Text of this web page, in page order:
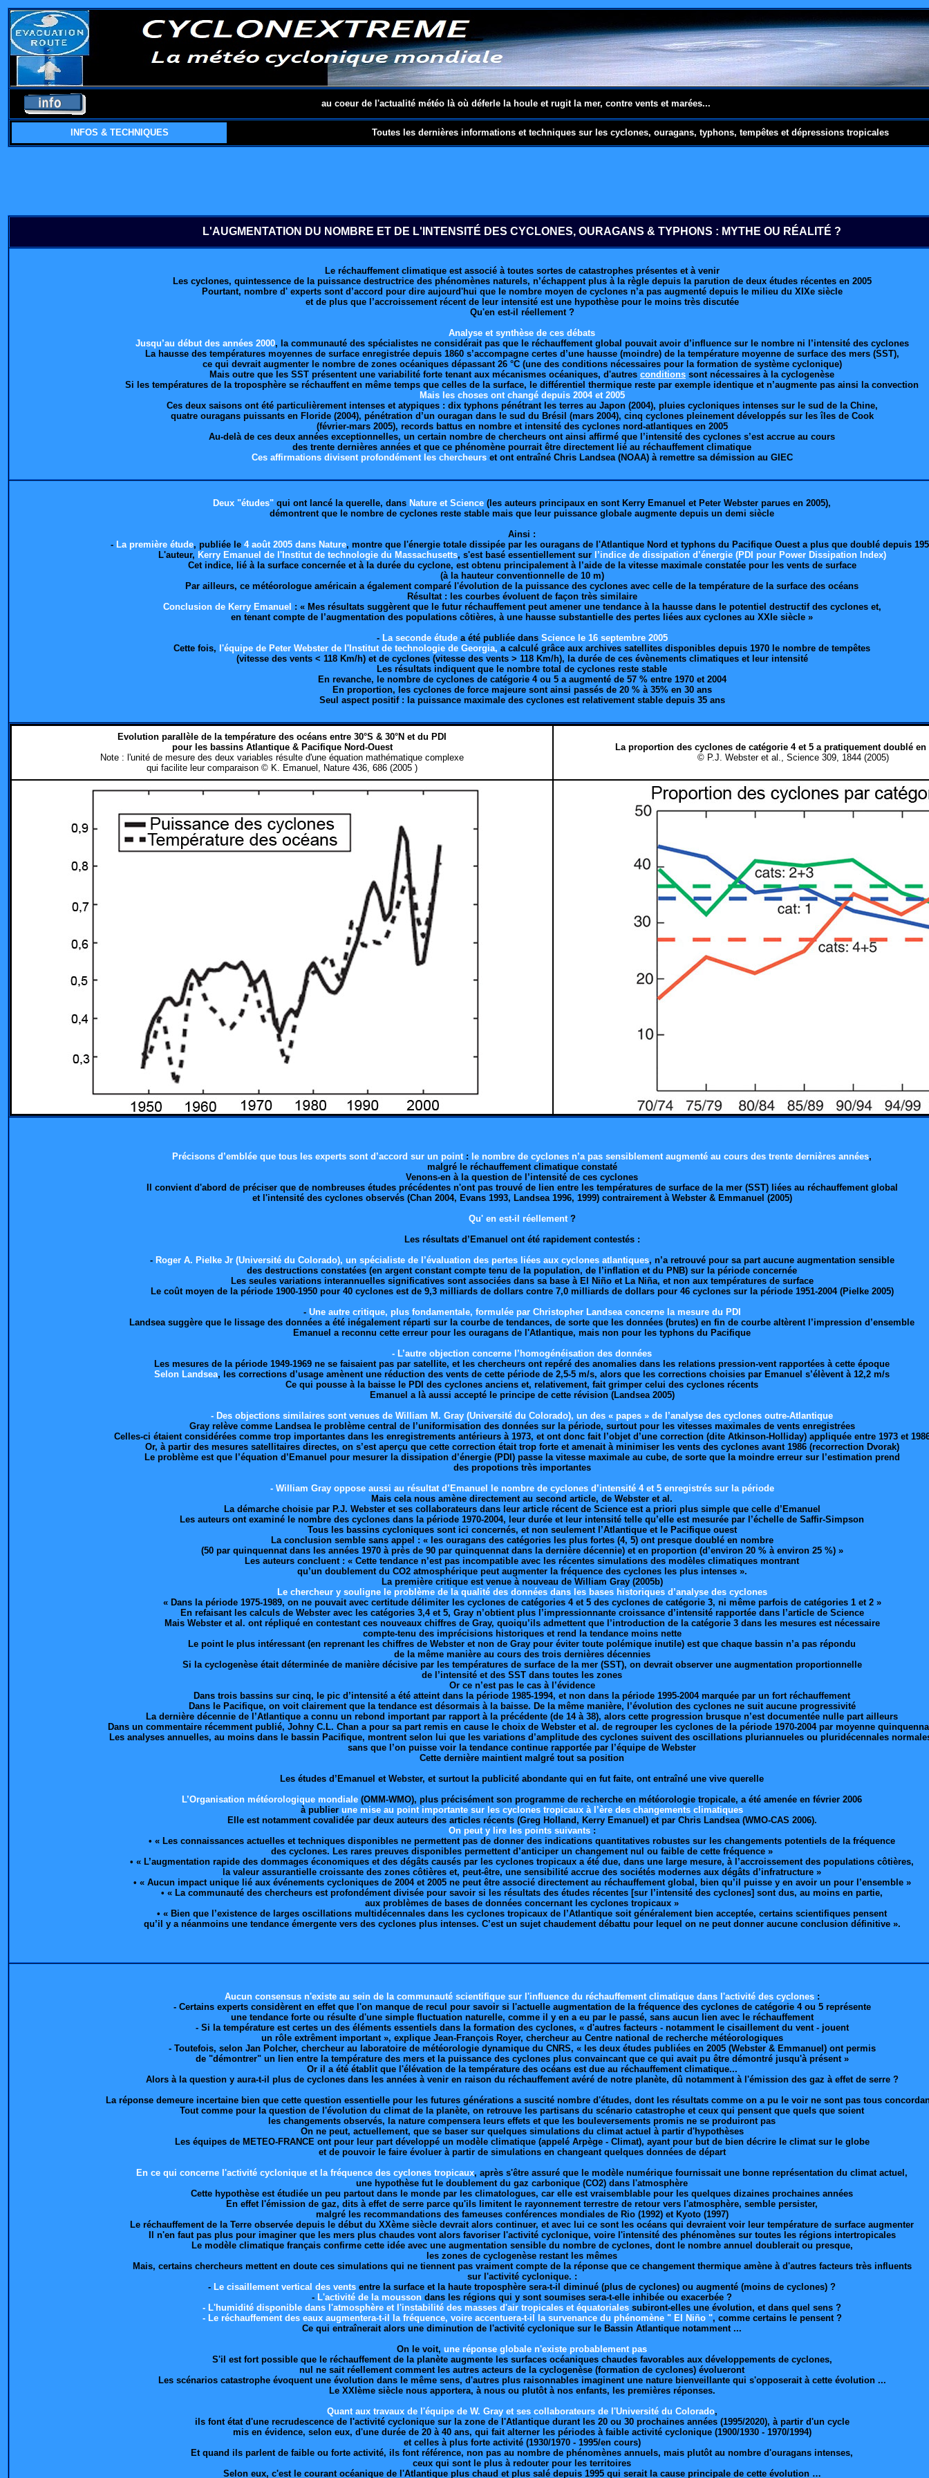
au coeur de l'actualité météo là où déferle la houle et rugit la mer, contre vents et marées...
INFOS & TECHNIQUES Toutes les dernières informations et techniques sur les cyclones, ouragans, typhons, tempêtes et dépressions tropicales
L'AUGMENTATION DU NOMBRE ET DE L'INTENSITÉ DES CYCLONES, OURAGANS & TYPHONS : MYTHE OU RÉALITÉ ?
Le réchauffement climatique est associé à toutes sortes de catastrophes présentes et à venir
Les cyclones, quintessence de la puissance destructrice des phénomènes naturels, n’échappent plus à la règle depuis la parution de deux études récentes en 2005
Pourtant, nombre d' experts sont d’accord pour dire aujourd'hui que le nombre moyen de cyclones n’a pas augmenté depuis le milieu du XIXe siècle
et de plus que l’accroissement récent de leur intensité est une hypothèse pour le moins très discutée
Qu'en est-il réellement ?
Analyse et synthèse de ces débats
Jusqu’au début des années 2000, la communauté des spécialistes ne considérait pas que le réchauffement global pouvait avoir d’influence sur le nombre ni l’intensité des cyclones
La hausse des températures moyennes de surface enregistrée depuis 1860 s’accompagne certes d’une hausse (moindre) de la température moyenne de surface des mers (SST),
ce qui devrait augmenter le nombre de zones océaniques dépassant 26 °C (une des conditions nécessaires pour la formation de système cyclonique)
Mais outre que les SST présentent une variabilité forte tenant aux mécanismes océaniques, d'autres conditions sont nécessaires à la cyclogenèse
Si les températures de la troposphère se réchauffent en même temps que celles de la surface, le différentiel thermique reste par exemple identique et n’augmente pas ainsi la convection
Mais les choses ont changé depuis 2004 et 2005
Ces deux saisons ont été particulièrement intenses et atypiques : dix typhons pénétrant les terres au Japon (2004), pluies cycloniques intenses sur le sud de la Chine,
quatre ouragans puissants en Floride (2004), pénétration d’un ouragan dans le sud du Brésil (mars 2004), cinq cyclones pleinement développés sur les îles de Cook
(février-mars 2005), records battus en nombre et intensité des cyclones nord-atlantiques en 2005
Au-delà de ces deux années exceptionnelles, un certain nombre de chercheurs ont ainsi affirmé que l’intensité des cyclones s’est accrue au cours
des trente dernières années et que ce phénomène pourrait être directement lié au réchauffement climatique
Ces affirmations divisent profondément les chercheurset ont entraîné Chris Landsea (NOAA) à remettre sa démission au GIEC
Deux "études" qui ont lancé la querelle, dans Nature et Science (les auteurs principaux en sont Kerry Emanuel et Peter Webster parues en 2005),
démontrent que le nombre de cyclones reste stable mais que leur puissance globale augmente depuis un demi siècle
Ainsi :
- La première étude, publiée le 4 août 2005 dans Nature, montre que l'énergie totale dissipée par les ouragans de l'Atlantique Nord et typhons du Pacifique Ouest a plus que doublé depuis
L'auteur, Kerry Emanuel de l'Institut de technologie du Massachusetts, s'est basé essentiellement sur l’indice de dissipation d’énergie(PDI pour Power Dissipation Index)
Cet indice, lié à la surface concernée et à la durée du cyclone, est obtenu principalement à l’aide de la vitesse maximale constatée pour les vents de surface
(à la hauteur conventionnelle de 10 m)
Par ailleurs, ce météorologue américain a également comparé l'évolution de la puissance des cyclones avec celle de la température de la surface des océans
Résultat : les courbes évoluent de façon très similaire
Conclusion de Kerry Emanuel : « Mes résultats suggèrent que le futur réchauffement peut amener une tendance à la hausse dans le potentiel destructif des cyclones et,
en tenant compte de l’augmentation des populations côtières, à une hausse substantielle des pertes liées aux cyclones au XXIe siècle »
- La seconde étudea été publiée dans Science le 16 septembre 2005
Cette fois, l'équipe de Peter Webster de l'Institut de technologie de Georgia, a calculé grâce aux archives satellites disponibles depuis 1970 le nombre de tempêtes
(vitesse des vents < 118 Km/h) et de cyclones (vitesse des vents > 118 Km/h), la durée de ces évènements climatiques et leur intensité
Les résultats indiquent que le nombre total de cyclones reste stable
En revanche, le nombre de cyclones de catégorie 4 ou 5 a augmenté de 57 % entre 1970 et 2004
En proportion, les cyclones de force majeure sont ainsi passés de 20 % à 35% en 30 ans
Seul aspect positif : la puissance maximale des cyclones est relativement stable depuis 35 ans
Evolution parallèle de la température des océans entre 30°S & 30°N et du PDI
pour les bassins Atlantique & Pacifique Nord-Ouest
Note : l'unité de mesure des deux variables résulte d'une équation mathématique complexe
qui facilite leur comparaison © K. Emanuel, Nature 436, 686 (2005 )
La proportion des cyclones de catégorie 4 et 5 a pratiquement doublé en
© P.J. Webster et al., Science 309, 1844 (2005)
Précisons d’emblée que tous les experts sont d’accord sur un point: le nombre de cyclones n’a pas sensiblement augmenté au cours des trente dernières années,
malgré le réchauffement climatique constaté
Venons-en à la question de l’intensité de ces cyclones
Il convient d'abord de préciser que de nombreuses études précédentes n'ont pas trouvé de lien entre les températures de surface de la mer (SST) liées au réchauffement global
et l'intensité des cyclones observés (Chan 2004, Evans 1993, Landsea 1996, 1999) contrairement à Webster & Emmanuel (2005)
Qu' en est-il réellement ?
Les résultats d’Emanuel ont été rapidement contestés :
- Roger A. Pielke Jr (Université du Colorado), un spécialiste de l’évaluation des pertes liées aux cyclones atlantiques, n’a retrouvé pour sa part aucune augmentation sensible
des destructions constatées (en argent constant compte tenu de la population, de l’inflation et du PNB) sur la période concernée
Les seules variations interannuelles significatives sont associées dans sa base à El Niño et La Niña, et non aux températures de surface
Le coût moyen de la période 1900-1950 pour 40 cyclones est de 9,3 milliards de dollars contre 7,0 milliards de dollars pour 46 cyclones sur la période 1951-2004 (Pielke 2005)
-Une autre critique, plus fondamentale, formulée par Christopher Landsea concerne la mesure du PDI
Landsea suggère que le lissage des données a été inégalement réparti sur la courbe de tendances, de sorte que les données (brutes) en fin de courbe altèrent l’impression d’ensemble
Emanuel a reconnu cette erreur pour les ouragans de l'Atlantique, mais non pour les typhons du Pacifique
- L’autre objection concerne l’homogénéisation des données
Les mesures de la période 1949-1969 ne se faisaient pas par satellite, et les chercheurs ont repéré des anomalies dans les relations pression-vent rapportées à cette époque
Selon Landsea, les corrections d’usage amènent une réduction des vents de cette période de 2,5-5 m/s, alors que les corrections choisies par Emanuel s’élèvent à 12,2 m/s
Ce qui pousse à la baisse le PDI des cyclones anciens et, relativement, fait grimper celui des cyclones récents
Emanuel a là aussi accepté le principe de cette révision (Landsea 2005)
- Des objections similaires sont venues de William M. Gray (Université du Colorado), un des « papes » de l’analyse des cyclones outre-Atlantique
Gray relève comme Landsea le problème central de l’uniformisation des données sur la période, surtout pour les vitesses maximales de vents enregistrées
Celles-ci étaient considérées comme trop importantes dans les enregistrements antérieurs à 1973, et ont donc fait l’objet d’une correction (dite Atkinson-Holliday) appliquée entre 1973 et
Or, à partir des mesures satellitaires directes, on s’est aperçu que cette correction était trop forte et amenait à minimiser les vents des cyclones avant 1986 (recorrection Dvorak)
Le problème est que l’équation d’Emanuel pour mesurer la dissipation d’énergie (PDI) passe la vitesse maximale au cube, de sorte que la moindre erreur sur l’estimation prend
des propotions très importantes
- William Gray oppose aussi au résultat d’Emanuel le nombre de cyclones d’intensité 4 et 5 enregistrés sur la période
Mais cela nous amène directement au second article, de Webster et al.
La démarche choisie par P.J. Webster et ses collaborateurs dans leur article récent de Science est a priori plus simple que celle d’Emanuel
Les auteurs ont examiné le nombre des cyclones dans la période 1970-2004, leur durée et leur intensité telle qu’elle est mesurée par l’échelle de Saffir-Simpson
Tous les bassins cycloniques sont ici concernés, et non seulement l’Atlantique et le Pacifique ouest
La conclusion semble sans appel : « les ouragans des catégories les plus fortes (4, 5) ont presque doublé en nombre
(50 par quinquennat dans les années 1970 à près de 90 par quinquennat dans la dernière décennie) et en proportion (d’environ 20 % à environ 25 %) »
Les auteurs concluent : « Cette tendance n’est pas incompatible avec les récentes simulations des modèles climatiques montrant
qu’un doublement du CO2 atmosphérique peut augmenter la fréquence des cyclones les plus intenses ».
La première critique est venue à nouveau de William Gray (2005b)
Le chercheur y souligne le problème de la qualité des données dans les bases historiques d’analyse des cyclones
« Dans la période 1975-1989, on ne pouvait avec certitude délimiter les cyclones de catégories 4 et 5 des cyclones de catégorie 3, ni même parfois de catégories 1 et 2 »
En refaisant les calculs de Webster avec les catégories 3,4 et 5, Gray n’obtient plus l’impressionnante croissance d’intensité rapportée dans l’article de Science
Mais Webster et al. ont répliqué en contestant ces nouveaux chiffres de Gray, quoiqu’ils admettent que l’introduction de la catégorie 3 dans les mesures est nécessaire
compte-tenu des imprécisions historiques et rend la tendance moins nette
Le point le plus intéressant (en reprenant les chiffres de Webster et non de Gray pour éviter toute polémique inutile) est que chaque bassin n’a pas répondu
de la même manière au cours des trois dernières décennies
Si la cyclogenèse était déterminée de manière décisive par les températures de surface de la mer (SST), on devrait observer une augmentation proportionnelle
de l’intensité et des SST dans toutes les zones
Or ce n’est pas le cas à l’évidence
Dans trois bassins sur cinq, le pic d’intensité a été atteint dans la période 1985-1994, et non dans la période 1995-2004 marquée par un fort réchauffement
Dans le Pacifique, on voit clairement que la tendance est désormais à la baisse. De la même manière, l’évolution des cyclones ne suit aucune progressivité
La dernière décennie de l’Atlantique a connu un rebond important par rapport à la précédente (de 14 à 38), alors cette progression brusque n’est documentée nulle part ailleurs
Dans un commentaire récemment publié, Johny C.L. Chan a pour sa part remis en cause le choix de Webster et al. de regrouper les cyclones de la période 1970-2004 par moyenne
Les analyses annuelles, au moins dans le bassin Pacifique, montrent selon lui que les variations d’amplitude des cyclones suivent des oscillations pluriannueles ou pluridécennales
sans que l’on puisse voir la tendance continue rapportée par l’équipe de Webster
Cette dernière maintient malgré tout sa position
Les études d’Emanuel et Webster, et surtout la publicité abondante qui en fut faite, ont entraîné une vive querelle
L’Organisation météorologique mondiale (OMM-WMO), plus précisément son programme de recherche en météorologie tropicale, a été amenée en février 2006
à publier une mise au point importante sur les cyclones tropicaux à l’ère des changements climatiques
Elle est notamment covalidée par deux auteurs des articles récents (Greg Holland, Kerry Emanuel) et par Chris Landsea (WMO-CAS 2006).
On peut y lire les points suivants:
• « Les connaissances actuelles et techniques disponibles ne permettent pas de donner des indications quantitatives robustes sur les changements potentiels de la fréquence
des cyclones. Les rares preuves disponibles permettent d’anticiper un changement nul ou faible de cette fréquence »
• « L’augmentation rapide des dommages économiques et des dégâts causés par les cyclones tropicaux a été due, dans une large mesure, à l’accroissement des populations côtières,
la valeur assurantielle croissante des zones côtières et, peut-être, une sensibilité accrue des sociétés modernes aux dégâts d’infratructure »
• « Aucun impact unique lié aux événements cycloniques de 2004 et 2005 ne peut être associé directement au réchauffement global, bien qu’il puisse y en avoir un pour l’ensemble »
• « La communauté des chercheurs est profondément divisée pour savoir si les résultats des études récentes [sur l’intensité des cyclones] sont dus, au moins en partie,
aux problèmes de bases de données concernant les cyclones tropicaux »
• « Bien que l’existence de larges oscillations multidécennales dans les cyclones tropicaux de l’Atlantique soit généralement bien acceptée, certains scientifiques pensent
qu’il y a néanmoins une tendance émergente vers des cyclones plus intenses. C’est un sujet chaudement débattu pour lequel on ne peut donner aucune conclusion définitive ».
Aucun consensus n'existe au sein de la communauté scientifique sur l'influence du réchauffement climatique dans l'activité des cyclones:
- Certains experts considèrent en effet que l'on manque de recul pour savoir si l'actuelle augmentation de la fréquence des cyclones de catégorie 4 ou 5 représente
une tendance forte ou résulte d'une simple fluctuation naturelle, comme il y en a eu par le passé, sans aucun lien avec le réchauffement
- Si la température est certes un des éléments essentiels dans la formation des cyclones, « d'autres facteurs - notamment le cisaillement du vent - jouent
un rôle extrêment important », explique Jean-François Royer, chercheur au Centre national de recherche météorologiques
- Toutefois, selon Jan Polcher, chercheur au laboratoire de météorologie dynamique du CNRS, « les deux études publiées en 2005 (Webster & Emmanuel) ont permis
de "démontrer" un lien entre la température des mers et la puissance des cyclones plus convaincant que ce qui avait pu être démontré jusqu'à présent »
Or il a été établit que l'élévation de la température des océans est due au réchauffement climatique...
Alors à la question y aura-t-il plus de cyclones dans les années à venir en raison du réchauffement avéré de notre planète, dû notamment à l'émission des gaz à effet de serre ?
La réponse demeure incertaine bien que cette question essentielle pour les futures générations a suscité nombre d'études, dont les résultats comme on a pu le voir ne sont pas tous
Tout comme pour la question de l'évolution du climat de la planète, on retrouve les partisans du scénario catastrophe et ceux qui pensent que quels que soient
les changements observés, la nature compensera leurs effets et que les bouleversements promis ne se produiront pas
On ne peut, actuellement, que se baser sur quelques simulations du climat actuel à partir d'hypothèses
Les équipes de METEO-FRANCE ont pour leur part développé un modèle climatique (appelé Arpège - Climat), ayant pour but de bien décrire le climat sur le globe
et de pouvoir le faire évoluer à partir de simulations en changeant quelques données de départ
En ce qui concerne l'activité cyclonique et la fréquence des cyclones tropicaux, après s'être assuré que le modèle numérique fournissait une bonne représentation du climat actuel,
une hypothèse fut le doublement du gaz carbonique (CO2) dans l'atmosphère
Cette hypothèse est étudiée un peu partout dans le monde par les climatologues, car elle est vraisemblable pour les quelques dizaines prochaines années
En effet l'émission de gaz, dits à effet de serre parce qu'ils limitent le rayonnement terrestre de retour vers l'atmosphère, semble persister,
malgré les recommandations des fameuses conférences mondiales de Rio (1992) et Kyoto (1997)
Le réchauffement de la Terre observée depuis le début du XXème siècle devrait alors continuer, et avec lui ce sont les océans qui devraient voir leur température de surface augmenter
Il n'en faut pas plus pour imaginer que les mers plus chaudes vont alors favoriser l'activité cyclonique, voire l'intensité des phénomènes sur toutes les régions intertropicales
Le modèle climatique français confirme cette idée avec une augmentation sensible du nombre de cyclones, dont le nombre annuel doublerait ou presque,
les zones de cyclogenèse restant les mêmes
Mais, certains chercheurs mettent en doute ces simulations qui ne tiennent pas vraiment compte de la réponse que ce changement thermique amène à d'autres facteurs très influents
sur l'activité cyclonique. :
- Le cisaillement vertical des vents entre la surface et la haute troposphère sera-t-il diminué (plus de cyclones) ou augmenté (moins de cyclones) ?
- L'activité de la mousson dans les régions qui y sont soumises sera-t-elle inhibée ou exacerbée ?
- L'humidité disponible dans l'atmosphère et l'instabilité des masses d'air tropicales et équatoriales subiront-elles une évolution, et dans quel sens ?
- Le réchauffement des eaux augmentera-t-il la fréquence, voire accentuera-t-il la survenance du phénomène " El Niño ", comme certains le pensent ?
Ce qui entraînerait alors une diminution de l'activité cyclonique sur le Bassin Atlantique notamment ...
On le voit, une réponse globale n'existe probablement pas
S'il est fort possible que le réchauffement de la planète augmente les surfaces océaniques chaudes favorables aux développements de cyclones,
nul ne sait réellement comment les autres acteurs de la cyclogenèse (formation de cyclones) évolueront
Les scénarios catastrophe évoquent une évolution dans le même sens, d'autres plus raisonnables imaginent une nature bienveillante qui s'opposerait à cette évolution ...
Le XXIème siècle nous apportera, à nous ou plutôt à nos enfants, les premières réponses.
Quant aux travaux de l'équipe de W. Gray et ses collaborateurs de l'Université du Colorado,
ils font état d'une recrudescence de l'activité cyclonique sur la zone de l'Atlantique durant les 20 ou 30 prochaines années (1995/2020), à partir d'un cycle
mis en évidence, selon eux, d'une durée de 20 à 40 ans, qui fait alterner les périodes à faible activité cyclonique (1900/1930 - 1970/1994)
et celles à plus forte activité (1930/1970 - 1995/en cours)
Et quand ils parlent de faible ou forte activité, ils font référence, non pas au nombre de phénomènes annuels, mais plutôt au nombre d'ouragans intenses,
ceux qui sont le plus à redouter pour les territoires
Selon eux, c'est le courant océanique de l'Atlantique plus chaud et plus salé depuis 1995 qui serait la cause principale de cette évolution …